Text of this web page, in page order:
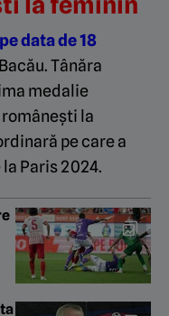
data de 18
Tânăra
medalie
la
pe care a
Paris 2024.